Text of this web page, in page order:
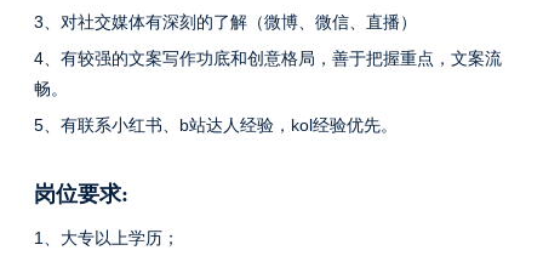
3 、对社交媒体有深刻的了解（微博、微信、直播）
4 、有较强的文案写作功底和创意格局，善于把握重点，文案流
畅。
5 、有联系小红书、b站达人经验，kol经验优先。
岗位要求:
1
、大专以上学历；